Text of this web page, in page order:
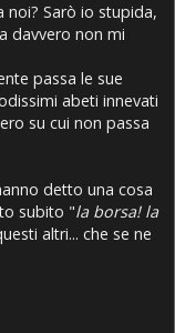
noi? Sarò io stupida,
davvero non mi
passa le sue
abeti innevati
su cui non passa
detto una cosa
subito "la borsa! la
altri... che se ne